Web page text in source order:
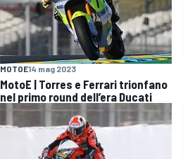
MOTOE14 mag 2023
MotoE | Torres e Ferrari trionfano
nel primo round dell’era Ducati